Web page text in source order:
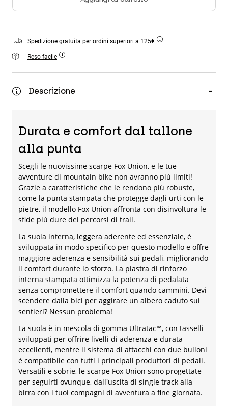
Accessori
Borse e zaini
Cappelli e Berretti
Spedizione gratuita per ordini superiori a 125€
Reso facile
Descrizione
Durata e comfort dal tallone
alla punta
Scegli le nuovissime scarpe Fox Union, e le tue
avventure di mountain bike non avranno più limiti!
Grazie a caratteristiche che le rendono più robuste,
come la punta stampata che protegge dagli urti con le
pietre, il modello Fox Union affronta con disinvoltura le
sfide più dure dei percorsi di trail.
La suola interna, leggera aderente ed essenziale, è
sviluppata in modo specifico per questo modello e offre
maggiore aderenza e sensibilità sui pedali, migliorando
il comfort durante lo sforzo. La piastra di rinforzo
interna stampata ottimizza la potenza di pedalata
senza compromettere il comfort quando cammini. Devi
scendere dalla bici per aggirare un albero caduto sui
sentieri? Nessun problema!
La suola è in mescola di gomma Ultratac™, con tasselli
sviluppati per offrire livelli di aderenza e durata
eccellenti, mentre il sistema di attacchi con due bulloni
è compatibile con tutti i principali produttori di pedali.
Versatili e sobrie, le scarpe Fox Union sono progettate
per seguirti ovunque, dall'uscita di single track alla
birra con i tuoi compagni di avventura a fine giornata.